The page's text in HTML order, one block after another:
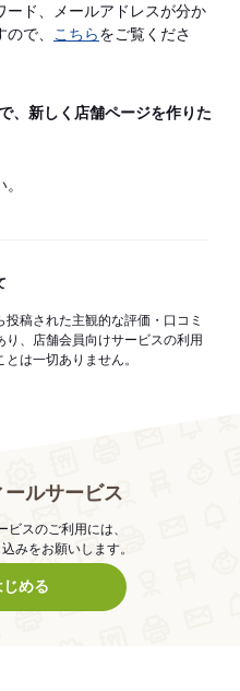
ード、メールアドレスが分か
で、
こちらをご覧くださ
、新しく店舗ページを作りた
稿された主観的な評価・口コミ
、店舗会員向けサービスの利用
は一切ありません。
ルサービス
スのご利用には、
みをお願いします。
める